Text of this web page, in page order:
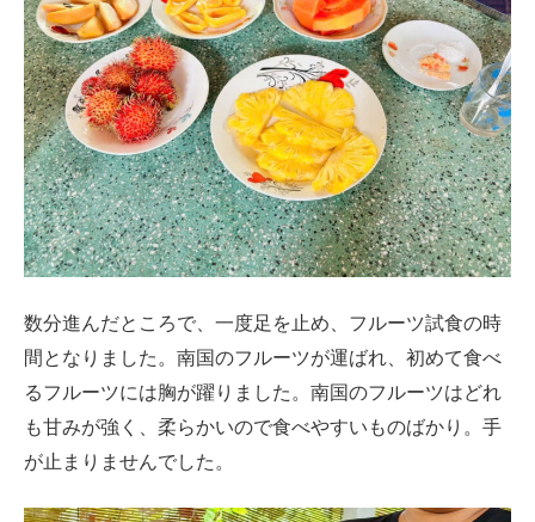
数分進んだところで、一度足を止め、フルーツ試食の時
間となりました。南国のフルーツが運ばれ、初めて食べ
るフルーツには胸が躍りました。南国のフルーツはどれ
も甘みが強く、柔らかいので食べやすいものばかり。手
が止まりませんでした。